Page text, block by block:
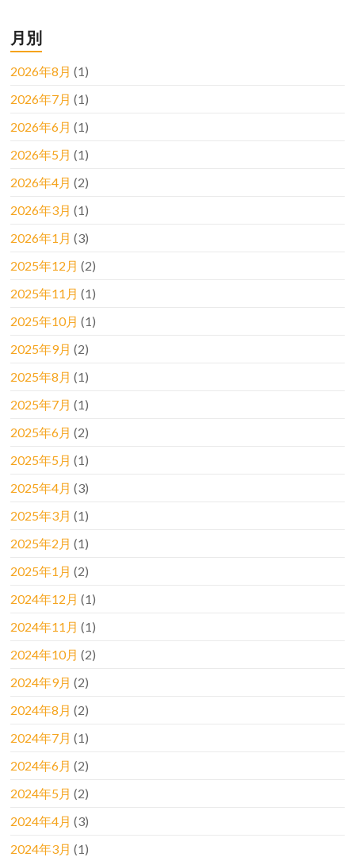
月別
2026年8月 (1)
2026年7月 (1)
2026年6月 (1)
2026年5月 (1)
2026年4月 (2)
2026年3月 (1)
2026年1月 (3)
2025年12月 (2)
2025年11月 (1)
2025年10月 (1)
2025年9月 (2)
2025年8月 (1)
2025年7月 (1)
2025年6月 (2)
2025年5月 (1)
2025年4月 (3)
2025年3月 (1)
2025年2月 (1)
2025年1月 (2)
2024年12月 (1)
2024年11月 (1)
2024年10月 (2)
2024年9月 (2)
2024年8月 (2)
2024年7月 (1)
2024年6月 (2)
2024年5月 (2)
2024年4月 (3)
2024年3月 (1)